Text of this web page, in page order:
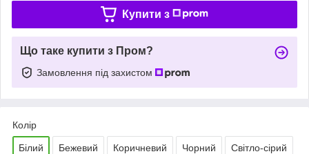
Купити з
Що таке купити з Пром?
Замовлення під захистом
Колір
Білий Бежевий Коричневий Чорний Світло-сірий